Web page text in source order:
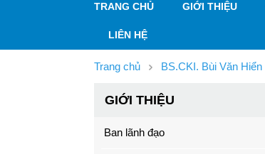
TRANG CHỦ GIỚI THIỆU
LIÊN HỆ
Trang chủ BS.CKI. Bùi Văn Hiển
GIỚI THIỆU
Ban lãnh đạo